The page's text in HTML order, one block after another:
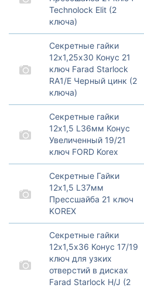
Technoloсk Elit (2
ключа)
Секретные гайки с шайбой
серии элит для
оригинальных дисков
Nissan (2 ключа)
Секретные гайки
12х1,25х30 Конус 21
ключ Farad Starlock
RA1/E Черный цинк (2
ключа)
Секретные гайки премиум
Farad серия Starlock c
вращающимся кольцом.
Производство Италия.
Секретные гайки
12х1,5 L36мм Конус
Увеличенный 19/21
ключ FORD Korex
Колесные секретки Korex с
вращающимся кольцом и
увеличенным конусом для
FORD
Секретные Гайки
12х1,5 L37мм
Прессшайба 21 ключ
KOREX
Гайки секретки с шайбой
для оригинальных дисков
Toyota, Lexus
Секретные гайки
12х1,5х36 Конус 17/19
ключ для узких
отверстий в дисках
Farad Starlock H/J (2